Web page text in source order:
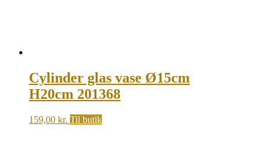
Cylinder glas vase Ø15cm
H20cm 201368
159,00 kr. Til butik